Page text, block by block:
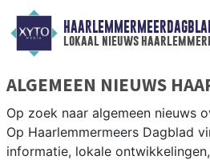
lokaal nieuws
ALGEMEEN NIEUWS
Op zoek naar algemeen nieuws
Op Haarlemmermeers Dagblad
informatie, lokale